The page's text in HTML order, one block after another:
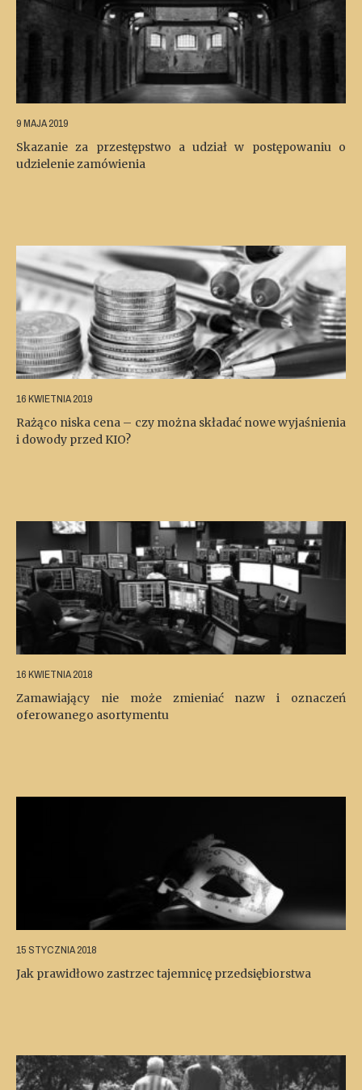
9 MAJA 2019
Skazanie za przestępstwo a udział w postępowaniu o
udzielenie zamówienia
16 KWIETNIA 2019
Rażąco niska cena – czy można składać nowe wyjaśnienia
i dowody przed KIO?
16 KWIETNIA 2018
Zamawiający nie może zmieniać nazw i oznaczeń
oferowanego asortymentu
15 STYCZNIA 2018
Jak prawidłowo zastrzec tajemnicę przedsiębiorstwa